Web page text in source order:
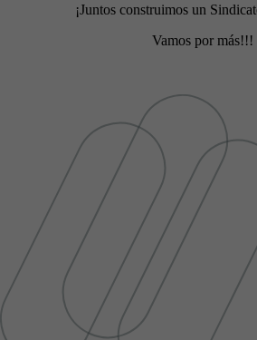
¡Juntos construimos un
Vamos por más!!!